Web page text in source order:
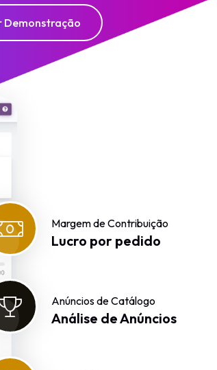
Demonstração
Margem de Contribuição
Lucro por pedido
Anúncios de Catálogo
Análise de Anúncios